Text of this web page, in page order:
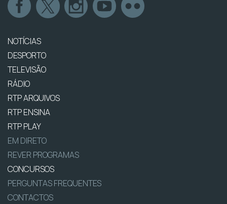
NOTÍCIAS
DESPORTO
TELEVISÃO
RÁDIO
RTP ARQUIVOS
RTP ENSINA
RTP PLAY
EM DIRETO
REVER PROGRAMAS
CONCURSOS
PERGUNTAS FREQUENTES
CONTACTOS